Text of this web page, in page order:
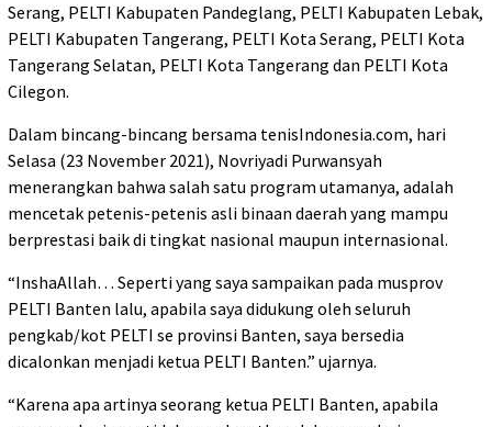
Serang, PELTI Kabupaten Pandeglang, PELTI Kabupaten Lebak,
PELTI Kabupaten Tangerang, PELTI Kota Serang, PELTI Kota
Tangerang Selatan, PELTI Kota Tangerang dan PELTI Kota
Cilegon.
Dalam bincang-bincang bersama tenisIndonesia.com, hari
Selasa (23 November 2021), Novriyadi Purwansyah
menerangkan bahwa salah satu program utamanya, adalah
mencetak petenis-petenis asli binaan daerah yang mampu
berprestasi baik di tingkat nasional maupun internasional.
“InshaAllah… Seperti yang saya sampaikan pada musprov
PELTI Banten lalu, apabila saya didukung oleh seluruh
pengkab/kot PELTI se provinsi Banten, saya bersedia
dicalonkan menjadi ketua PELTI Banten.” ujarnya.
“Karena apa artinya seorang ketua PELTI Banten, apabila